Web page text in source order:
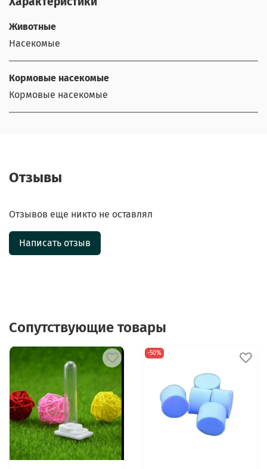
Животные
Насекомые
Кормовые насекомые
Кормовые насекомые
Отзывы
Отзывов еще никто не оставлял
Написать отзыв
Сопутствующие товары
-50%